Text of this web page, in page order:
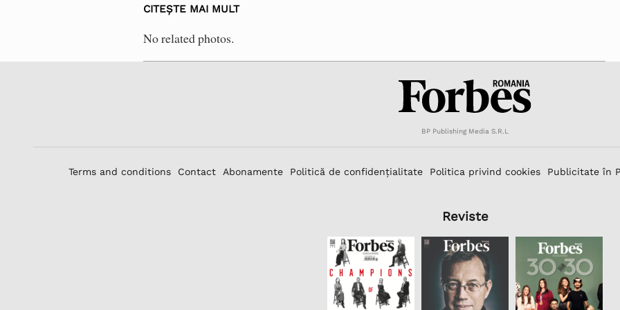
CITEȘTE MAI MULT
No related photos.
BP Publishing Media S.R.L
Terms and conditions Contact Abonamente Politică de confidențialitate Politica privind cookies Publicitate în
Reviste